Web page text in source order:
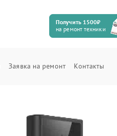
Получить 1500₽
на ремонт техники
Заявка на ремонт Контакты